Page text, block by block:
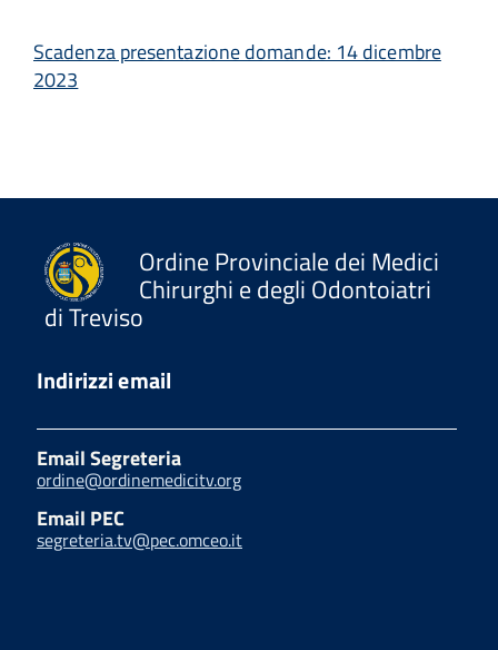
Scadenza presentazione domande: 14 dicembre
2023
Ordine Provinciale dei Medici
Chirurghi e degli Odontoiatri
di Treviso
Indirizzi email
Email Segreteria
ordine@ordinemedicitv.org
Email PEC
segreteria.tv@pec.omceo.it